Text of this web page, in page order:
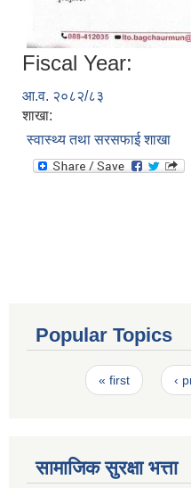
Fiscal Year:
आ.व. २०८२/८३
शाखा:
स्वास्थ्य तथा सरसफाई शाखा
Popular Topics
Pages« first ‹
सामाजिक सुरक्षा भत्ता